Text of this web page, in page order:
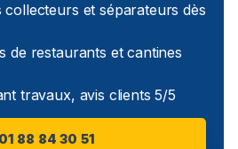
et séparateurs dès
de restaurants et cantines
travaux, avis clients 5/5
01 88 84 30 51